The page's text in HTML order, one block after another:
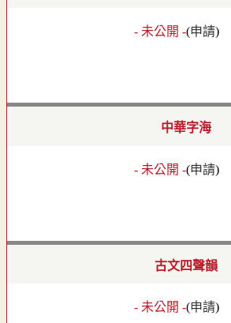
- 未公開 -(申請)
中華字海
- 未公開 -(申請)
古文四聲韻
- 未公開 -(申請)